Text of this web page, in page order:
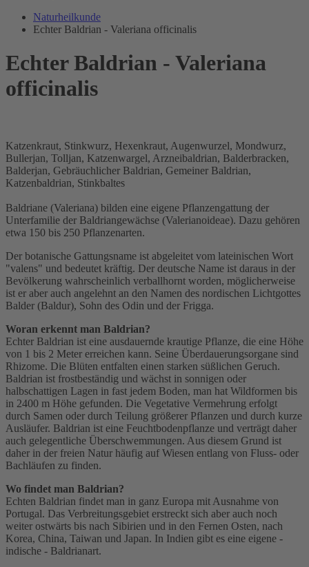
Naturheilkunde
Echter Baldrian - Valeriana officinalis
Echter Baldrian - Valeriana
officinalis
Katzenkraut, Stinkwurz, Hexenkraut, Augenwurzel, Mondwurz,
Bullerjan, Tolljan, Katzenwargel, Arzneibaldrian, Balderbracken,
Balderjan, Gebräuchlicher Baldrian, Gemeiner Baldrian,
Katzenbaldrian, Stinkbaltes
Baldriane (Valeriana) bilden eine eigene Pflanzengattung der
Unterfamilie der Baldriangewächse (Valerianoideae). Dazu gehören
etwa 150 bis 250 Pflanzenarten.
Der botanische Gattungsname ist abgeleitet vom lateinischen Wort
"valens" und bedeutet kräftig. Der deutsche Name ist daraus in der
Bevölkerung wahrscheinlich verballhornt worden, möglicherweise
ist er aber auch angelehnt an den Namen des nordischen Lichtgottes
Balder (Baldur), Sohn des Odin und der Frigga.
Woran erkennt man Baldrian?
Echter Baldrian ist eine ausdauernde krautige Pflanze, die eine Höhe
von 1 bis 2 Meter erreichen kann. Seine Überdauerungsorgane sind
Rhizome. Die Blüten entfalten einen starken süßlichen Geruch.
Baldrian ist frostbeständig und wächst in sonnigen oder
halbschattigen Lagen in fast jedem Boden, man hat Wildformen bis
in 2400 m Höhe gefunden. Die Vegetative Vermehrung erfolgt
durch Samen oder durch Teilung größerer Pflanzen und durch kurze
Ausläufer. Baldrian ist eine Feuchtbodenpflanze und verträgt daher
auch gelegentliche Überschwemmungen. Aus diesem Grund ist
daher in der freien Natur häufig auf Wiesen entlang von Fluss- oder
Bachläufen zu finden.
Wo findet man Baldrian?
Echten Baldrian findet man in ganz Europa mit Ausnahme von
Portugal. Das Verbreitungsgebiet erstreckt sich aber auch noch
weiter ostwärts bis nach Sibirien und in den Fernen Osten, nach
Korea, China, Taiwan und Japan. In Indien gibt es eine eigene -
indische - Baldrianart.